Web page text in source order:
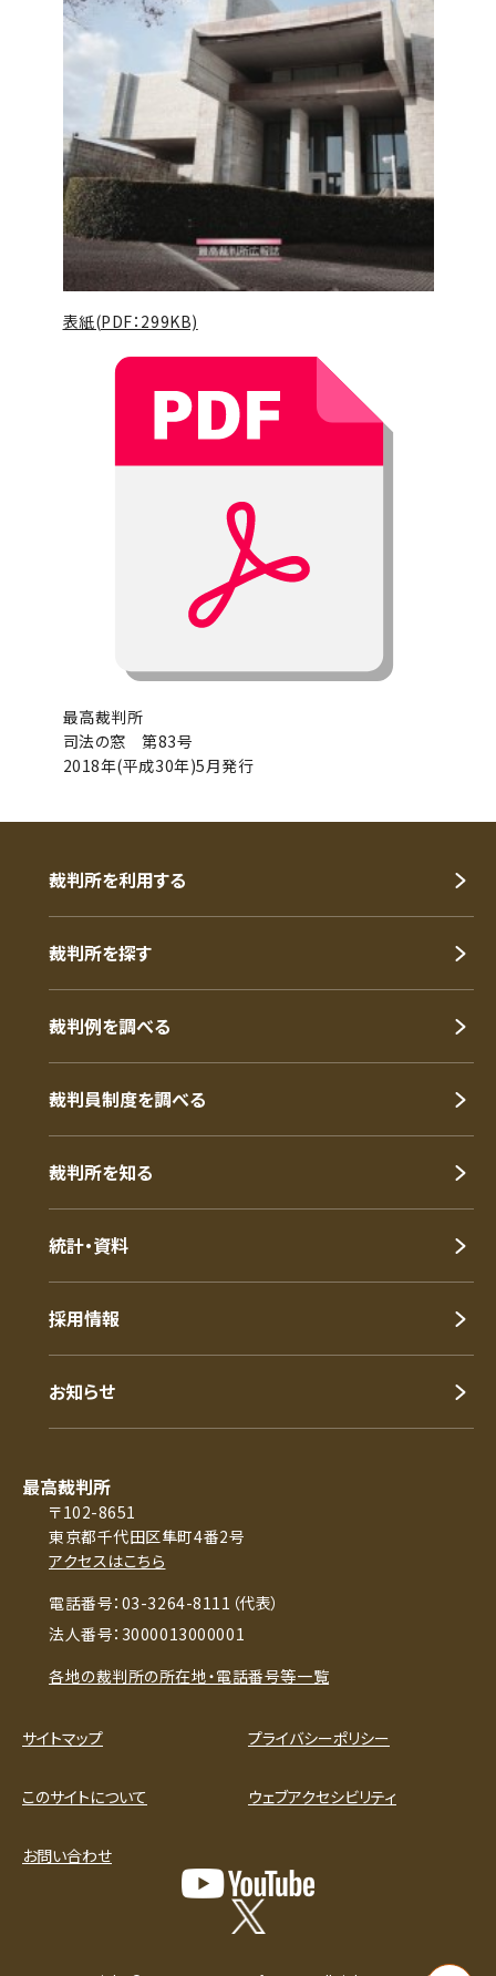
表紙(PDF：299KB)
最高裁判所
司法の窓 第83号
2018年(平成30年)5月発行
裁判所を利用する
裁判所を探す
裁判例を調べる
裁判員制度を調べる
裁判所を知る
統計・資料
採用情報
お知らせ
最高裁判所
〒102-8651
東京都千代田区隼町4番2号
アクセスはこちら
電話番号：03-3264-8111（代表）
法人番号：3000013000001
各地の裁判所の所在地・電話番号等一覧
サイトマップ プライバシーポリシー
このサイトについて ウェブアクセシビリティ
お問い合わせ